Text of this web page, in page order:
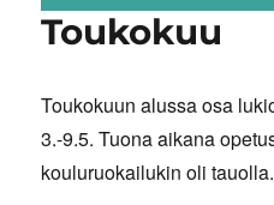
Toukokuu
Toukokuun alussa osa
3.-9.5. Tuona aikana
kouluruokailukin oli tauolla.